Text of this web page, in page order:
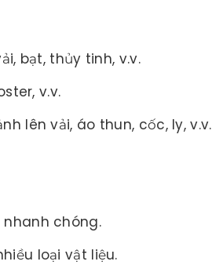
bạt, thủy tinh, v.v.
v.v.
lên vải, áo thun, cốc, ly, v.v.
nhanh chóng.
loại vật liệu.